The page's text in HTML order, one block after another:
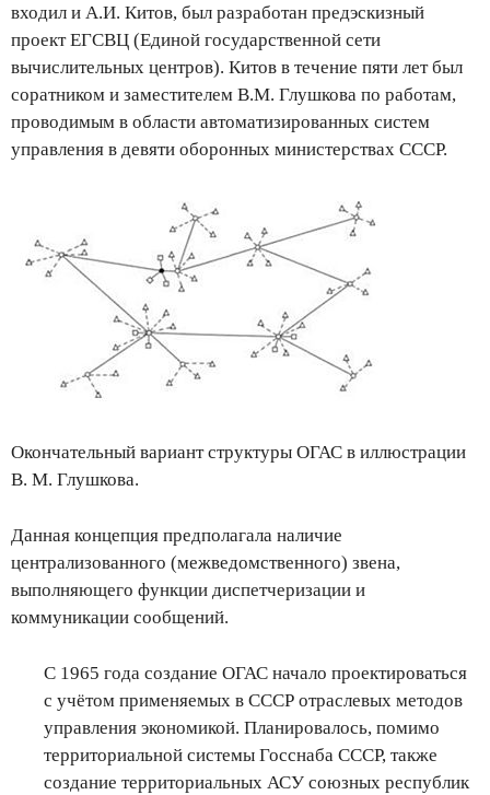
входил и А.И. Китов, был разработан предэскизный
проект ЕГСВЦ (Единой государственной сети
вычислительных центров). Китов в течение пяти лет был
соратником и заместителем В.М. Глушкова по работам,
проводимым в области автоматизированных систем
управления в девяти оборонных министерствах СССР.
Окончательный вариант структуры ОГАС в иллюстрации
В. М. Глушкова.
Данная концепция предполагала наличие
централизованного (межведомственного) звена,
выполняющего функции диспетчеризации и
коммуникации сообщений.
С 1965 года создание ОГАС начало проектироваться
с учётом применяемых в СССР отраслевых методов
управления экономикой. Планировалось, помимо
территориальной системы Госснаба СССР, также
создание территориальных АСУ союзных республик